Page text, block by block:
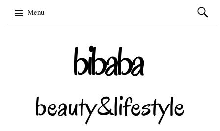
Menu
Szukaj: